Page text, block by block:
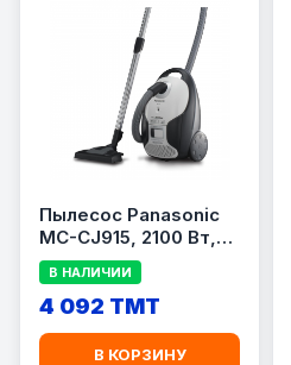
Пылесос Panasonic
MC-CJ915, 2100 Вт,
мешок 6 л, черный/
серый
В НАЛИЧИИ
4 092 TMT
В КОРЗИНУ